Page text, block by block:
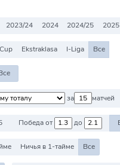
2023/24 2024 2024/25 2025
Cup Ekstraklasa I-Liga Все
за матчей
Победа от до
Ничья в 1-тайме Все